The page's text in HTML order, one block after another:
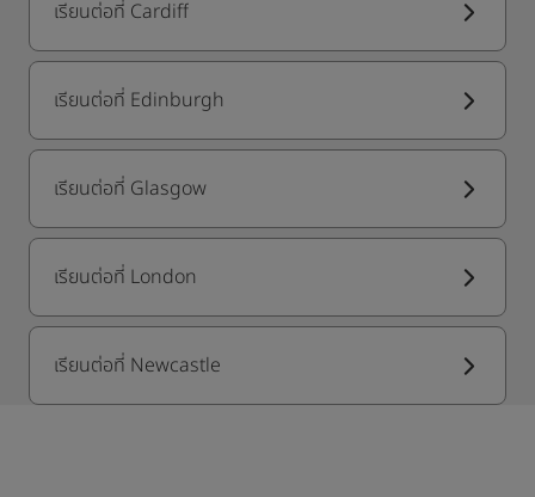
เรียนต่อที่ Cardiff
เรียนต่อที่ Edinburgh
เรียนต่อที่ Glasgow
เรียนต่อที่ London
เรียนต่อที่ Newcastle